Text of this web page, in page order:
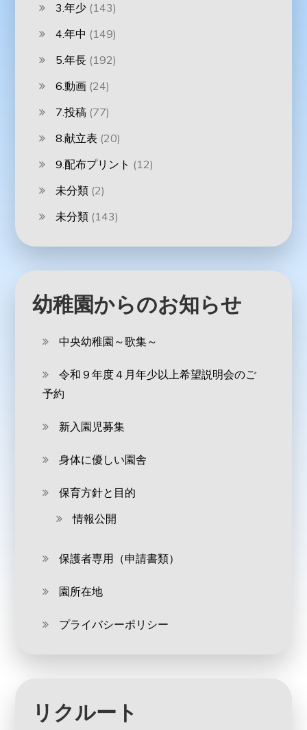
3.年少 (143)
4.年中 (149)
5.年長 (192)
6.動画 (24)
7.投稿 (77)
8.献立表 (20)
9.配布プリント (12)
未分類 (2)
未分類 (143)
幼稚園からのお知らせ
中央幼稚園～歌集～
令和９年度４月年少以上希望説明会のご
予約
新入園児募集
身体に優しい園舎
保育方針と目的
情報公開
保護者専用（申請書類）
園所在地
プライバシーポリシー
リクルート